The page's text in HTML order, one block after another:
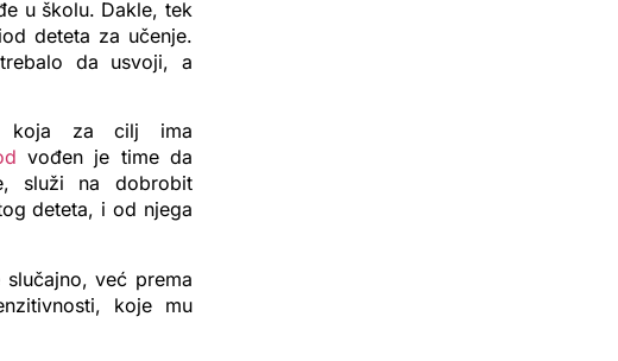
u školu. Dakle, tek
deteta za učenje.
da usvoji, a
koja za cilj ima
vođen je time da
služi na dobrobit
deteta, i od njega
već prema
koje mu